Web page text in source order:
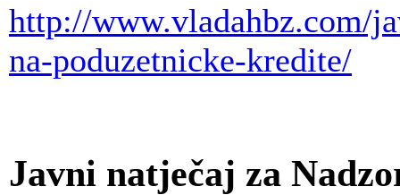
http://www.vladahbz.com/
na-poduzetnicke-kredite/
Javni natječaj za